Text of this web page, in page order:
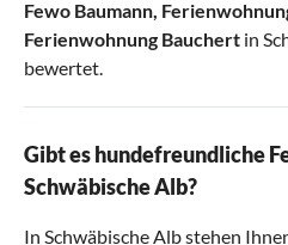
Fewo Baumann,
Ferienwohnung Bauchert in
bewertet.
Gibt es hundefreundliche
Schwäbische Alb?
In Schwäbische Alb stehen